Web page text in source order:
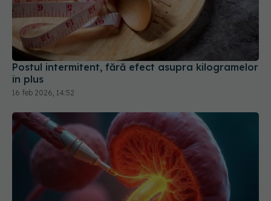
Postul intermitent, fără efect asupra kilogramelor
în plus
16 feb 2026, 14:52